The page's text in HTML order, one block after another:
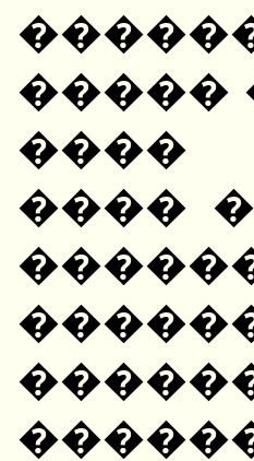
�����
����
����